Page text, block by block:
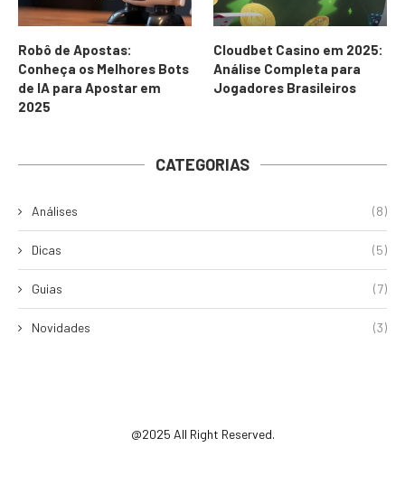
Robô de Apostas:
Conheça os Melhores Bots
de IA para Apostar em
2025
Cloudbet Casino em 2025:
Análise Completa para
Jogadores Brasileiros
CATEGORIAS
Análises (8)
Dicas (5)
Guias (7)
Novidades (3)
@2025 All Right Reserved.